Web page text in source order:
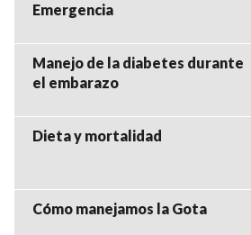
Emergencia
Manejo de la diabetes durante
el embarazo
Dieta y mortalidad
Cómo manejamos la Gota